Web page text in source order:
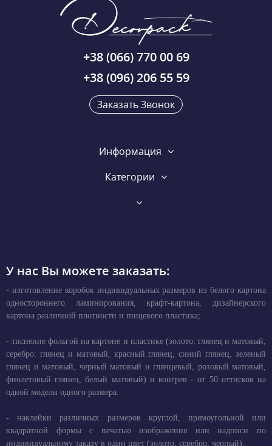
+38 (066) 770 00 69
+38 (096) 206 55 59
Заказать Звонок
Информация
Категории
У нас Вы можете заказать:
- изготовление коробок индивидуальных размеров из белого картона
одностороннего ламинирования, крафт-картона, дизайнерского
картона различной плотности и пищевого пластика;
- тиснение фольгой на картоне и пластике (золото: глянец и матовый,
серебро: глянец и матовый, красный глянец, синий глянец, зеленый
глянец и матовый, черный матовый и глянцевый, розовый матовый,
фиолетовый глянец, белый матовый) и конгрев - от 50 оттисков на
одной модели одного размера.
- наклейки различных размеров круглой, прямоугольной или
квадратной формы с печатью изображения или надписи по
индивидуальному заказу в один цвет (золото, серебро, черный).